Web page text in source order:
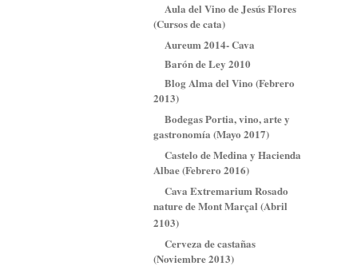
Aula del Vino de Jesús Flores
(Cursos de cata)
Aureum 2014- Cava
Barón de Ley 2010
Blog Alma del Vino (Febrero
2013)
Bodegas Portia, vino, arte y
gastronomía (Mayo 2017)
Castelo de Medina y Hacienda
Albae (Febrero 2016)
Cava Extremarium Rosado
nature de Mont Marçal (Abril
2103)
Cerveza de castañas
(Noviembre 2013)